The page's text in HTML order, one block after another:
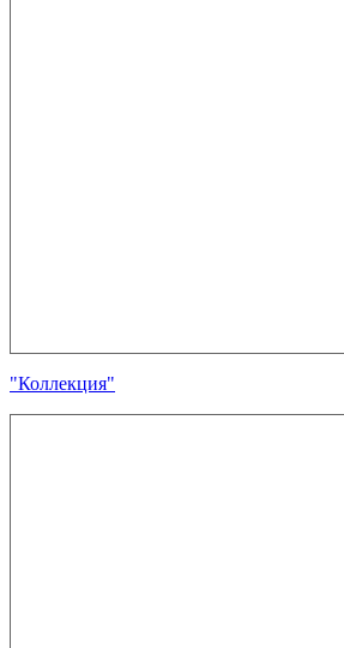
"Коллекция"